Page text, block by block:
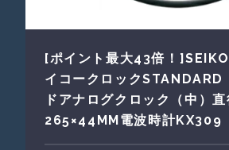
[ポイント最大43倍！
イコークロックSTANDARD
ドアナログクロック（中）
265×44MM電波時計KX309